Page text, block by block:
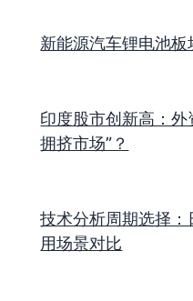
新能源汽车锂电池板
印度股市创新高：
拥挤市场”？
技术分析周期选择
用场景对比